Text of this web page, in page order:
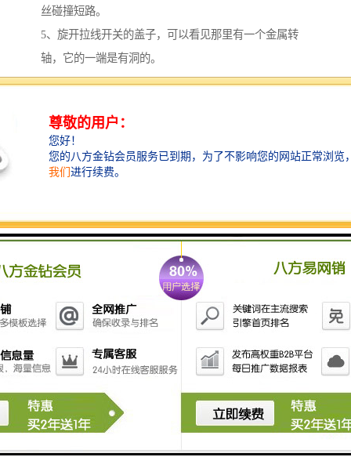
丝碰撞短路。
5、旋开拉线开关的盖子，可以看见那里有一个金属转
轴，它的一端是有洞的。
6、拉线开关的塑料外壳侧面也有一个洞，先将拉线穿过
一端引入转轴，打结，将打结后过长的拉线修短，就可
以了。
7、然后旋好拉线开关的盖子，防止触电。